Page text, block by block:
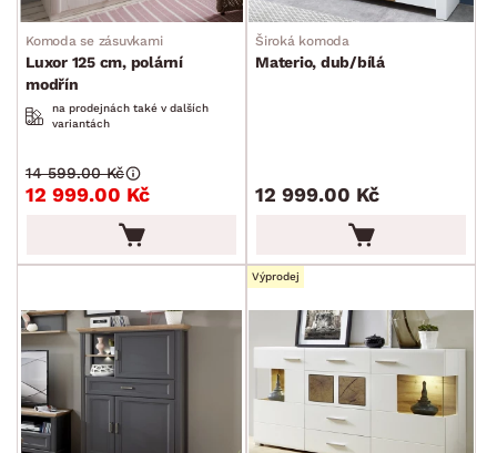
Šuplíkové komody
Dvířkové komody
Kombinované komody
Úložné kontejnery
Bytové doplňky
Sedací soupravy a pohovky
Sestavy a stěny
Drobný nábytek
BARVA
DEKOR
Komoda se zásuvkami
Luxor 125 cm, polární
modřín
na prodejnách také v dalších
variantách
12 999.00 Kč
14 599.00 Kč
Široká komoda
Materio, dub/bílá
12 999.00 Kč
Výprodej